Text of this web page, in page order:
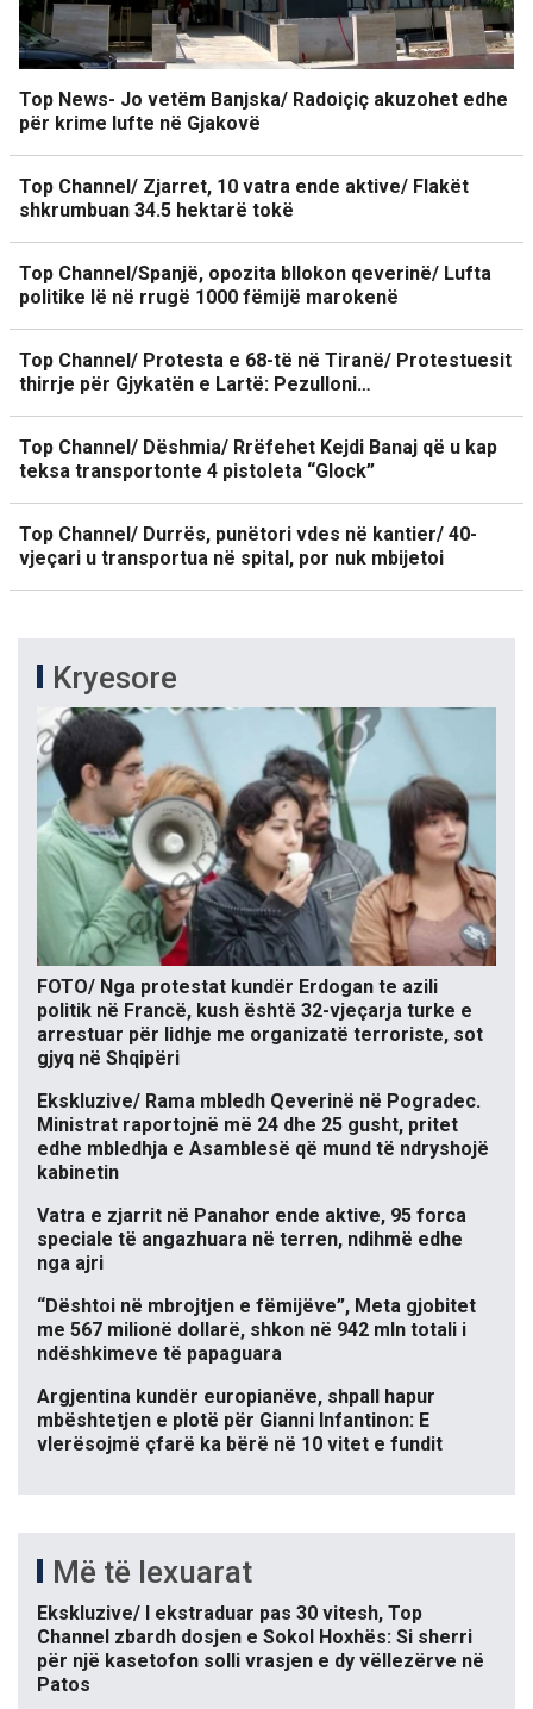
Top News- Jo vetëm Banjska/ Radoiçiç akuzohet edhe
për krime lufte në Gjakovë
Top Channel/ Zjarret, 10 vatra ende aktive/ Flakët
shkrumbuan 34.5 hektarë tokë
Top Channel/Spanjë, opozita bllokon qeverinë/ Lufta
politike lë në rrugë 1000 fëmijë marokenë
Top Channel/ Protesta e 68-të në Tiranë/ Protestuesit
thirrje për Gjykatën e Lartë: Pezulloni…
Top Channel/ Dëshmia/ Rrëfehet Kejdi Banaj që u kap
teksa transportonte 4 pistoleta “Glock”
Top Channel/ Durrës, punëtori vdes në kantier/ 40-
vjeçari u transportua në spital, por nuk mbijetoi
Kryesore
FOTO/ Nga protestat kundër Erdogan te azili
politik në Francë, kush është 32-vjeçarja turke e
arrestuar për lidhje me organizatë terroriste, sot
gjyq në Shqipëri
Ekskluzive/ Rama mbledh Qeverinë në Pogradec.
Ministrat raportojnë më 24 dhe 25 gusht, pritet
edhe mbledhja e Asamblesë që mund të ndryshojë
kabinetin
Vatra e zjarrit në Panahor ende aktive, 95 forca
speciale të angazhuara në terren, ndihmë edhe
nga ajri
“Dështoi në mbrojtjen e fëmijëve”, Meta gjobitet
me 567 milionë dollarë, shkon në 942 mln totali i
ndëshkimeve të papaguara
Argjentina kundër europianëve, shpall hapur
mbështetjen e plotë për Gianni Infantinon: E
vlerësojmë çfarë ka bërë në 10 vitet e fundit
Më të lexuarat
Ekskluzive/ I ekstraduar pas 30 vitesh, Top
Channel zbardh dosjen e Sokol Hoxhës: Si sherri
për një kasetofon solli vrasjen e dy vëllezërve në
Patos